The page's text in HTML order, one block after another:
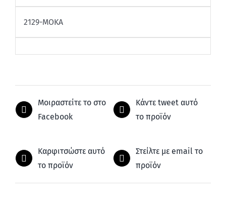
2129-ΜΟΚΑ
Μοιραστείτε το στο
Facebook
Κάντε tweet αυτό
το προϊόν
Καρφιτσώστε αυτό
το προϊόν
Στείλτε με email το
προϊόν